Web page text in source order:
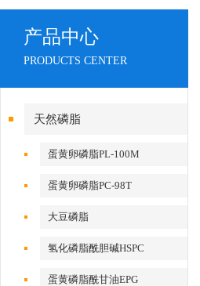
产品中心
PRODUCTS CENTER
天然磷脂
蛋黄卵磷脂PL-100M
蛋黄卵磷脂PC-98T
大豆磷脂
氢化磷脂酰胆碱HSPC
蛋黄磷脂酰甘油EPG